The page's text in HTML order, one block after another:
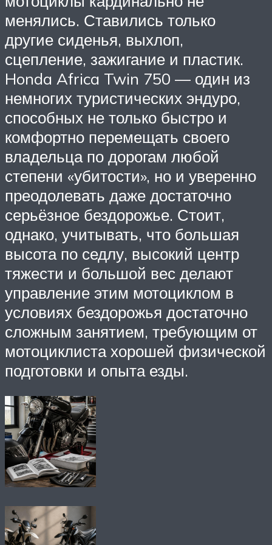
менялись. Ставились только
другие сиденья, выхлоп,
сцепление, зажигание и пластик.
Honda Africa Twin 750 — один из
немногих туристических эндуро,
способных не только быстро и
комфортно перемещать своего
владельца по дорогам любой
степени «убитости», но и уверенно
преодолевать даже достаточно
серьёзное бездорожье. Стоит,
однако, учитывать, что большая
высота по седлу, высокий центр
тяжести и большой вес делают
управление этим мотоциклом в
условиях бездорожья достаточно
сложным занятием, требующим от
мотоциклиста хорошей физической
подготовки и опыта езды.